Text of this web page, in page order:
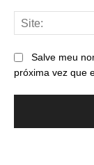
Salve meu
próxima vez que